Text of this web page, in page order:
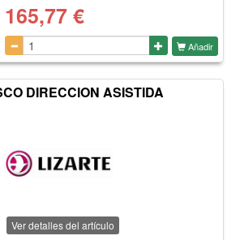
165,77€
Añadir
DIRECCION ASISTIDA
Ver detalles del artículo